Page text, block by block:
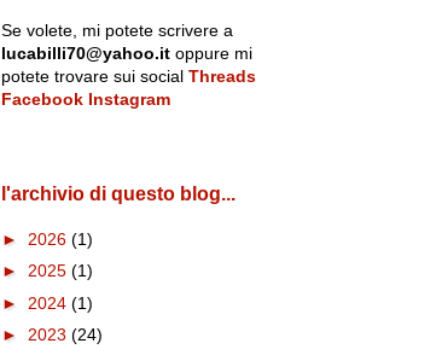
Se volete, mi potete scrivere a
lucabilli70@yahoo.itoppure mi
potete trovare sui social Threads
Facebook Instagram
l'archivio di questo blog...
► 2026 (1)
► 2025 (1)
► 2024 (1)
► 2023 (24)